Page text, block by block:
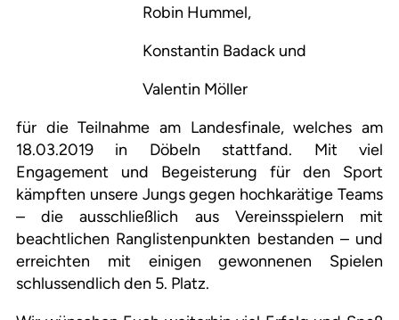
Robin Hummel,
Konstantin Badack und
Valentin Möller
für die Teilnahme am Landesfinale, welches am
18.03.2019 in Döbeln stattfand. Mit viel
Engagement und Begeisterung für den Sport
kämpften unsere Jungs gegen hochkarätige Teams
– die ausschließlich aus Vereinsspielern mit
beachtlichen Ranglistenpunkten bestanden – und
erreichten mit einigen gewonnenen Spielen
schlussendlich den 5. Platz.